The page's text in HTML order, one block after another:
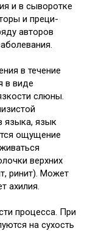
и в сыворотке
и преци-
авторов
в течение
в виде
слюны.
языка, язык
ощущение
верхних
ринит). Может
ахилия.
процесса. При
на сухость